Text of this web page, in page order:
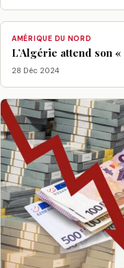
AMÉRIQUE DU NORD
L’Algérie attend son
28 Déc 2024